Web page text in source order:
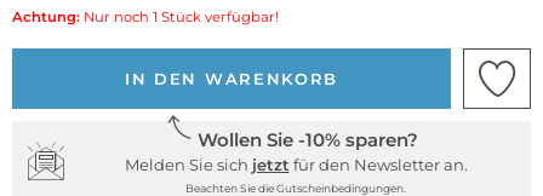
Achtung: Nur noch 1 Stück verfügbar!
IN DEN WARENKORB
Wollen Sie -10% sparen?
Melden Sie sich jetzt für den Newsletter an.
Beachten Sie die Gutscheinbedingungen.